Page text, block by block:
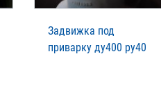
Задвижка под
приварку ду400 ру40